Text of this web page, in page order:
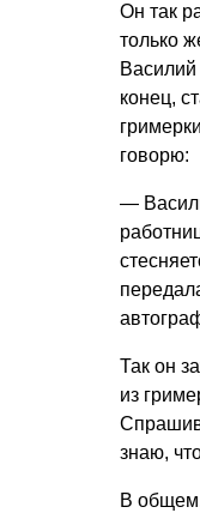
Он так
только
конец,
говорю:
—
Так он
из
знаю,
В